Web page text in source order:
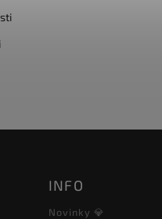
INFO
Novinky 💎